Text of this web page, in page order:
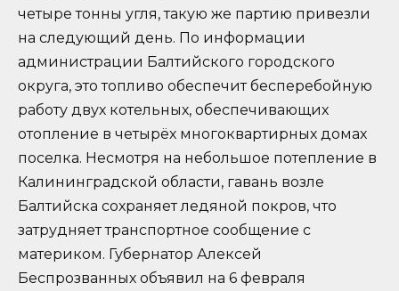
четыре тонны угля, такую же партию привезли
на следующий день. По информации
администрации Балтийского городского
округа, это топливо обеспечит бесперебойную
работу двух котельных, обеспечивающих
отопление в четырёх многоквартирных домах
поселка. Несмотря на небольшое потепление в
Калининградской области, гавань возле
Балтийска сохраняет ледяной покров, что
затрудняет транспортное сообщение с
материком. Губернатор Алексей
Беспрозванных объявил на 6 февраля